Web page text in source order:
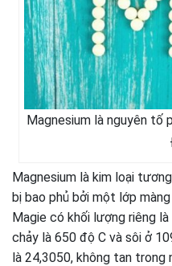
Magnesium là nguyên tố
Magnesium là kim loại
bị bao phủ bởi một lớp
Magie có khối lượng riêng
chảy là 650 độ C và sôi ở
là 24,3050, không tan